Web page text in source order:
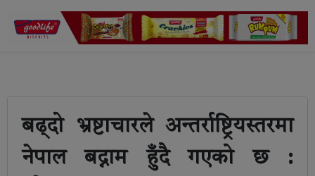
बढ्दो भ्रष्टाचारले अन्तर्राष्ट्रियस्तरमा
नेपाल बद्नाम हुँदै गएको छ :